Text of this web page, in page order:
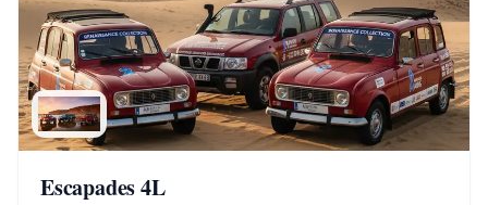
Escapades 4L